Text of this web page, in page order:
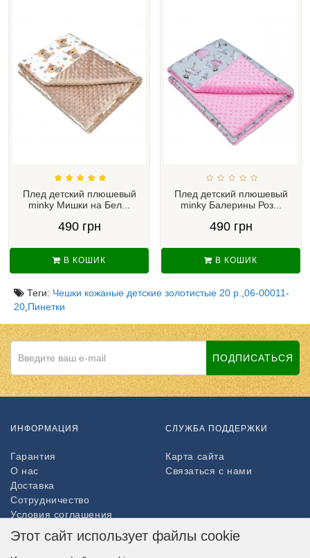
Плед детский плюшевый
minky Мишки на Бел...
490 грн
В КОШИК
Плед детский плюшевый
minky Балерины Роз...
490 грн
В КОШИК
Теги: Чешки кожаные детские золотистые 20 р. 06-00011-
20 Пинетки
ПОДПИСАТЬСЯ
ИНФОРМАЦИЯ
Гарантия
О нас
Доставка
Сотрудничество
Условия соглашения
Возврат товара
СЛУЖБА ПОДДЕРЖКИ
Карта сайта
Связаться с нами
Этот сайт использует файлы cookie